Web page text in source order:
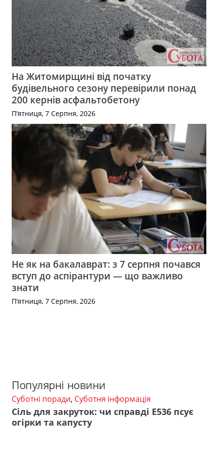
На Житомирщині від початку
будівельного сезону перевірили понад
200 кернів асфальтобетону
П’ятниця, 7 Серпня, 2026
Не як на бакалаврат: з 7 серпня почався
вступ до аспірантури — що важливо
знати
П’ятниця, 7 Серпня, 2026
Популярні новини
Суботні поради, Суботня інформація
Сіль для закруток: чи справді Е536 псує
огірки та капусту